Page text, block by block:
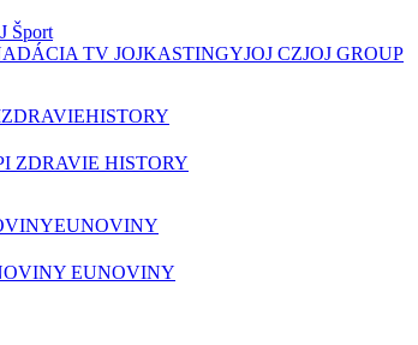
Šport
TV JOJKASTINGYJOJ CZJOJ GROUP
ZDRAVIEHISTORY
ZDRAVIE HISTORY
EUNOVINY
EUNOVINY